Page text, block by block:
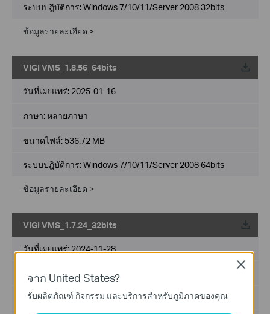
ระบบปฎิบัติการ: Windows 7/10/11/Server 2008 32bits
ข้อมูลรายละเอียด >
VIGI VMS_1.8.56_64bits
วันที่เผยแพร่: 2025-01-16
ภาษา:หลายภาษา
ขนาดไฟล์: 536.72 MB
ระบบปฎิบัติการ: Windows 7/10/11/Server 2008 64bits
ข้อมูลรายละเอียด >
VIGI VMS_1.7.24_32bits
วันที่เผยแพร่: 2024-11-28
หลายภาษา
ขนาดไฟล์:467.56 MB
จาก United States?
รับผลิตภัณฑ์ กิจกรรม และบริการสำหรับภูมิภาคของคุณ
Close